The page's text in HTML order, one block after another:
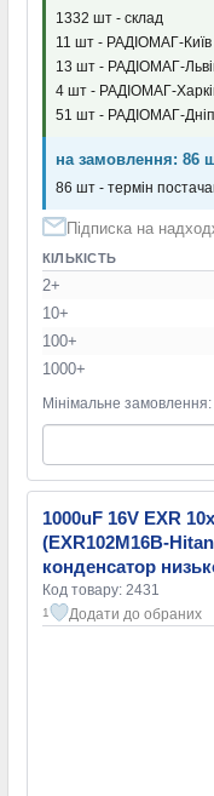
1332 шт - склад
11 шт - РАДІОМАГ-Київ
13 шт - РАДІОМАГ-
4 шт - РАДІОМАГ-
51 шт - РАДІОМАГ-
на замовлення: 86
86 шт - термін
Підписка на
КІЛЬКІСТЬ
2+
10+
100+
1000+
Мінімальне
1000uF 16V EXR
(EXR102M16B-
конденсатор
Код товару: 2431
1 Додати до обраних